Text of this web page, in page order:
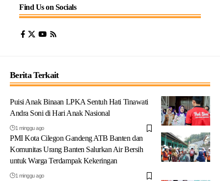
Find Us on Socials
Berita Terkait
Puisi Anak Binaan LPKA Sentuh Hati Tinawati
Andra Soni di Hari Anak Nasional
1 minggu ago
PMI Kota Cilegon Gandeng ATB Banten dan
Komunitas Urang Banten Salurkan Air Bersih
untuk Warga Terdampak Kekeringan
1 minggu ago